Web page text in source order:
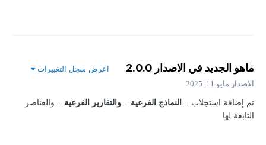
ماهو الجديد في الاصدار 2.0.0 اعرض سجل التغييرات
الاصدار مايو 11, 2025
تم إضافة استجلاب .. النماذج الفرعية والتقارير الفرعية
.. والعناصر
التابعة لها